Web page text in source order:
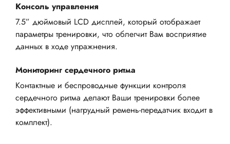
Консоль управления
7.5” дюймовый LCD дисплей, который отображает
параметры тренировки, что облегчит Вам восприятие
данных в ходе упражнения.
Мониторинг сердечного ритма
Контактные и беспроводные функции контроля
сердечного ритма делают Ваши тренировки более
эффективными (нагрудный ремень-передатчик входит в
комплект).